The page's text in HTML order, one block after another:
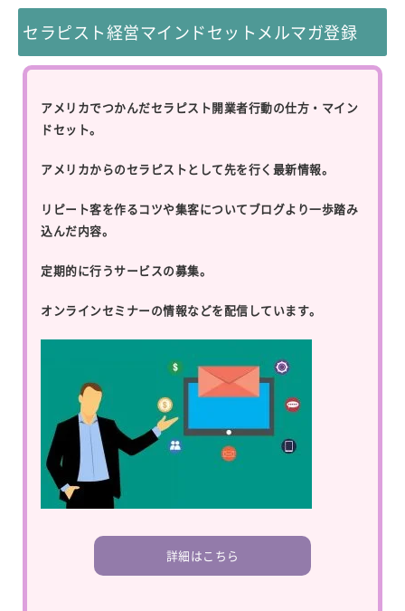
セラピスト経営マインドセットメルマガ登録
アメリカでつかんだセラピスト開業者行動の仕方・マイン
ドセット。
アメリカからのセラピストとして先を行く最新情報。
リピート客を作るコツや集客についてブログより一歩踏み
込んだ内容。
定期的に行うサービスの募集。
オンラインセミナーの情報などを配信しています。
詳細はこちら